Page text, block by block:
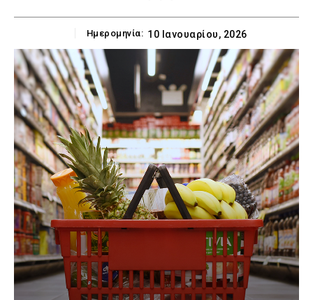
Ημερομηνία: 10 Ιανουαρίου, 2026